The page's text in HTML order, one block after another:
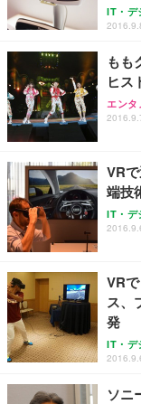
IT・デ
もも
ヒス
エンタ
VR
端技
IT・デ
VR
ス、
発
IT・デ
ソニ